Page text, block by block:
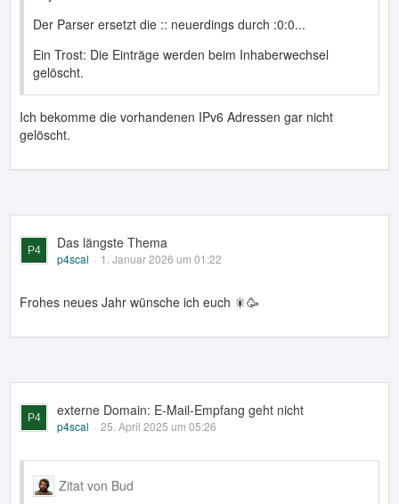
Der Parser ersetzt die :: neuerdings durch :0:0...
Ein Trost: Die Einträge werden beim Inhaberwechsel
gelöscht.
Ich bekomme die vorhandenen IPv6 Adressen gar nicht
gelöscht.
Das längste Thema
p4scal 1. Januar 2026 um 01:22
Frohes neues Jahr wünsche ich euch 🎇🥳
externe Domain: E-Mail-Empfang geht nicht
p4scal 25. April 2025 um 05:26
Zitat von Bud